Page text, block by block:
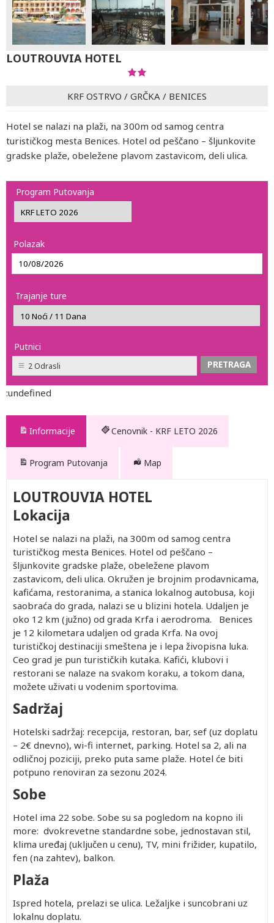
LOUTROUVIA HOTEL
KRF OSTRVO / GRČKA / BENICES
Hotel se nalazi na plaži, na 300m od samog centra
turističkog mesta Benices. Hotel od peščano – šljunkovite
gradske plaže, obeležene plavom zastavicom, deli ulica.
Program Putovanja
Polazak
Trajanje ture
Putnici
2 Odrasli
:undefined
Informacije Cenovnik - KRF LETO 2026
Program Putovanja Map
LOUTROUVIA HOTEL
Lokacija
Hotel se nalazi na plaži, na 300m od samog centra
turističkog mesta Benices. Hotel od peščano –
šljunkovite gradske plaže, obeležene plavom
zastavicom, deli ulica. Okružen je brojnim prodavnicama,
kafićama, restoranima, a stanica lokalnog autobusa, koji
saobraća do grada, nalazi se u blizini hotela. Udaljen je
oko 12 km (južno) od grada Krfa i aerodroma. Benices
je 12 kilometara udaljen od grada Krfa. Na ovoj
turističkoj destinaciji smeštena je i lepa živopisna luka.
Ceo grad je pun turističkih kutaka. Kafići, klubovi i
restorani se nalaze na svakom koraku, a tokom dana,
možete uživati u vodenim sportovima.
Sadržaj
Hotelski sadržaj: recepcija, restoran, bar, sef (uz doplatu
– 2€ dnevno), wi-fi internet, parking. Hotel sa 2, ali na
odličnoj poziciji, preko puta same plaže. Hotel će biti
potpuno renoviran za sezonu 2024.
Sobe
Hotel ima 22 sobe. Sobe su sa pogledom na kopno ili
more: dvokrevetne standardne sobe, jednostavan stil,
klima uređaj (uključen u cenu), TV, mini frižider, kupatilo,
fen (na zahtev), balkon.
Plaža
Ispred hotela, prelazi se ulica. Ležaljke i suncobrani uz
lokalnu doplatu.